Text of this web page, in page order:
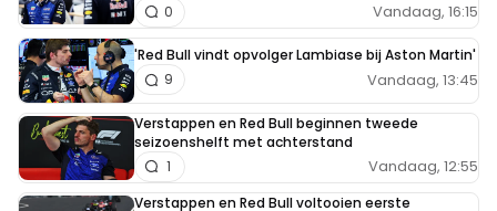
Vandaag, 16:15
0
'Red Bull vindt opvolger Lambiase bij Aston Martin'
Vandaag, 13:45
9
Verstappen en Red Bull beginnen tweede
seizoenshelft met achterstand
Vandaag, 12:55
1
Verstappen en Red Bull voltooien eerste